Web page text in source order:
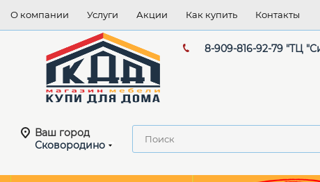
О компании Услуги Акции Как купить Контакты
8-909-816-92-79 "ТЦ
Ваш город
Сковородино